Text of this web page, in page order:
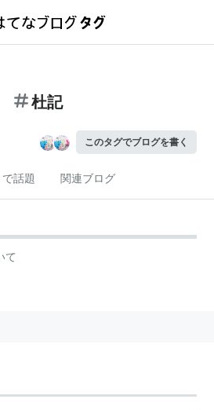
杜記
このタグでブログを書く
話題 関連ブログ
て